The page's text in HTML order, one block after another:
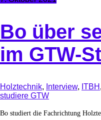
Bo über
im GTW-
Holztechnik, Interview, ITBH ,
studiere GTW
Bo studiert die Fachrichtung